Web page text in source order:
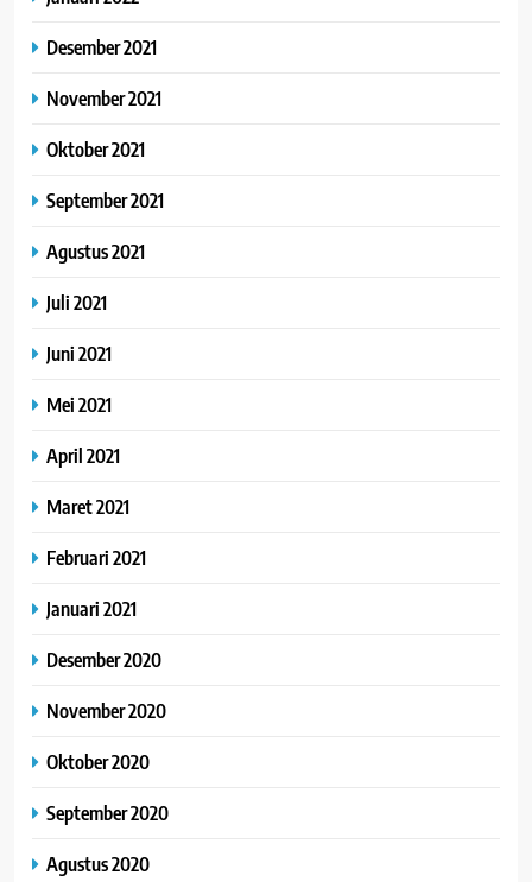
Desember 2021
November 2021
Oktober 2021
September 2021
Agustus 2021
Juli 2021
Juni 2021
Mei 2021
April 2021
Maret 2021
Februari 2021
Januari 2021
Desember 2020
November 2020
Oktober 2020
September 2020
Agustus 2020